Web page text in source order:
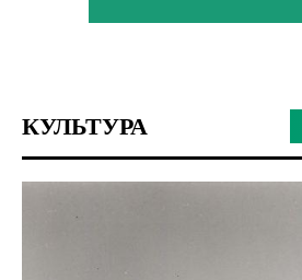
КУЛЬТУРА